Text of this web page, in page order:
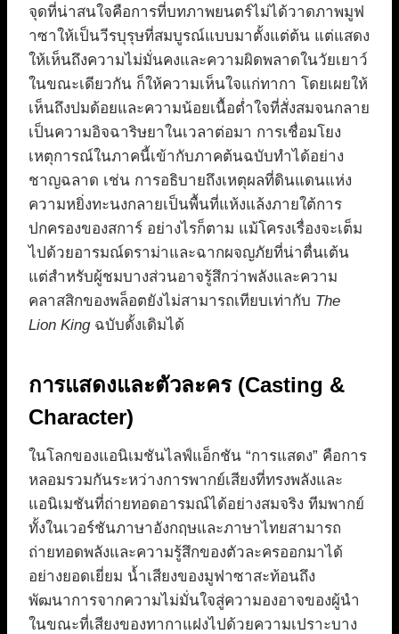
จุดที่น่าสนใจคือการที่บทภาพยนตร์ไม่ได้วาดภาพมูฟ
าซาให้เป็นวีรบุรุษที่สมบูรณ์แบบมาตั้งแต่ต้น แต่แสดง
ให้เห็นถึงความไม่มั่นคงและความผิดพลาดในวัยเยาว์
ในขณะเดียวกัน ก็ให้ความเห็นใจแก่ทากา โดยเผยให้
เห็นถึงปมด้อยและความน้อยเนื้อต่ำใจที่สั่งสมจนกลาย
เป็นความอิจฉาริษยาในเวลาต่อมา การเชื่อมโยง
เหตุการณ์ในภาคนี้เข้ากับภาคต้นฉบับทำได้อย่าง
ชาญฉลาด เช่น การอธิบายถึงเหตุผลที่ดินแดนแห่ง
ความหยิ่งทะนงกลายเป็นพื้นที่แห้งแล้งภายใต้การ
ปกครองของสการ์ อย่างไรก็ตาม แม้โครงเรื่องจะเต็ม
ไปด้วยอารมณ์ดราม่าและฉากผจญภัยที่น่าตื่นเต้น
แต่สำหรับผู้ชมบางส่วนอาจรู้สึกว่าพลังและความ
คลาสสิกของพล็อตยังไม่สามารถเทียบเท่ากับ The
Lion Kingฉบับดั้งเดิมได้
การแสดงและตัวละคร (Casting &
Character)
ในโลกของแอนิเมชันไลฟ์แอ็กชัน “การแสดง” คือการ
หลอมรวมกันระหว่างการพากย์เสียงที่ทรงพลังและ
แอนิเมชันที่ถ่ายทอดอารมณ์ได้อย่างสมจริง ทีมพากย์
ทั้งในเวอร์ชันภาษาอังกฤษและภาษาไทยสามารถ
ถ่ายทอดพลังและความรู้สึกของตัวละครออกมาได้
อย่างยอดเยี่ยม น้ำเสียงของมูฟาซาสะท้อนถึง
พัฒนาการจากความไม่มั่นใจสู่ความองอาจของผู้นำ
ในขณะที่เสียงของทากาแฝงไปด้วยความเปราะบาง